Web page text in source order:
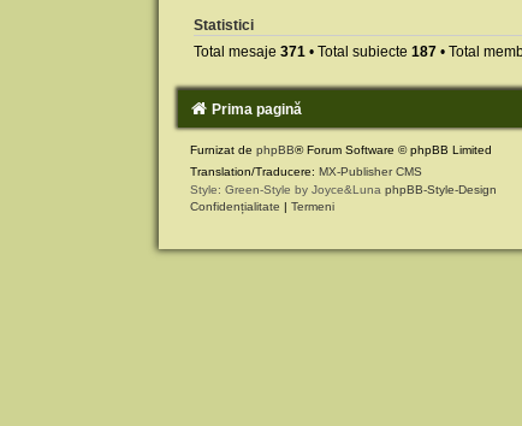
Statistici
Total mesaje 371• Total subiecte 187• Total
Prima pagină
Furnizat de phpBB® Forum Software © phpBB Limited
Translation/Traducere: MX-Publisher CMS
Style: Green-Style by Joyce&Luna phpBB-Style-Design
Confidențialitate | Termeni